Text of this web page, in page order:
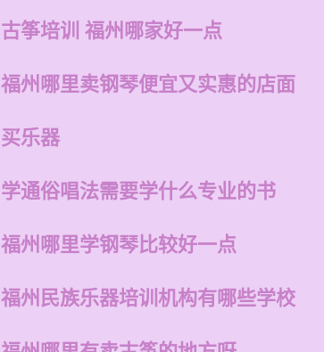
古筝培训 福州哪家好一点
福州哪里卖钢琴便宜又实惠的店面
买乐器
学通俗唱法需要学什么专业的书
福州哪里学钢琴比较好一点
福州民族乐器培训机构有哪些学校